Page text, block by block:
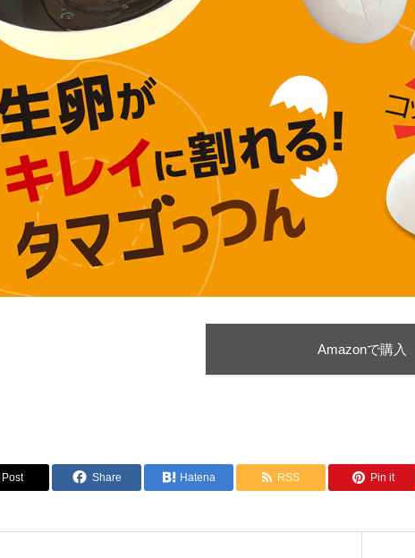
Amazonで購入
Post Share Hatena RSS Pin it